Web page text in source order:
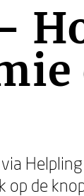
op de